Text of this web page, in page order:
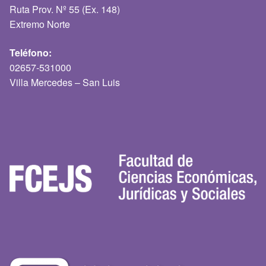
Ruta Prov. Nº 55 (Ex. 148)
Extremo Norte
Teléfono:
02657-531000
Villa Mercedes – San Luis